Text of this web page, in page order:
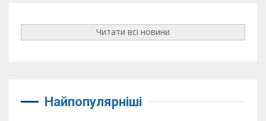
Читати всі новини
Найпопулярніші